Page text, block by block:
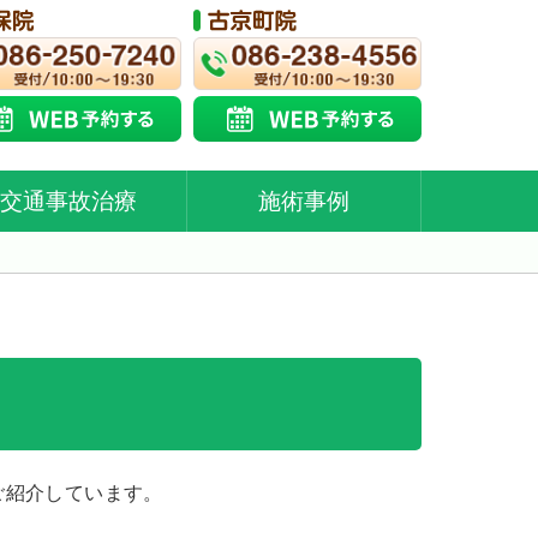
交通事故治療 施術事例
介しています。